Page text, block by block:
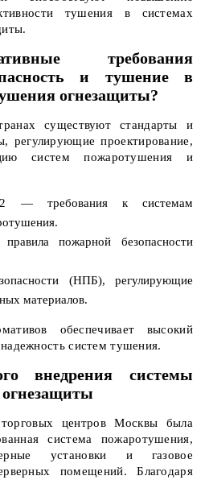
тушения в системах
требования
и тушение в
огнезащиты?
существуют стандарты и
регулирующие проектирование,
систем пожаротушения и
— требования к системам
пожарной безопасности
(НПБ), регулирующие
материалов.
обеспечивает высокий
систем тушения.
внедрения системы
центров Москвы была
система пожаротушения,
установки и газовое
помещений. Благодаря